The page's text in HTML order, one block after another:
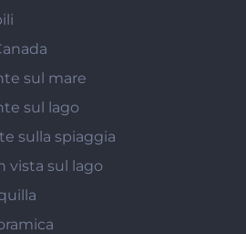
sul mare
sul lago
sulla spiaggia
vista sul lago